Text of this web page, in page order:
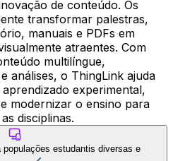
de conteúdo. Os
transformar palestras,
manuais e PDFs em
atraentes. Com
multilíngue,
análises, o ThingLink ajuda
experimental,
modernizar o ensino para
disciplinas.
estudantis diversas e